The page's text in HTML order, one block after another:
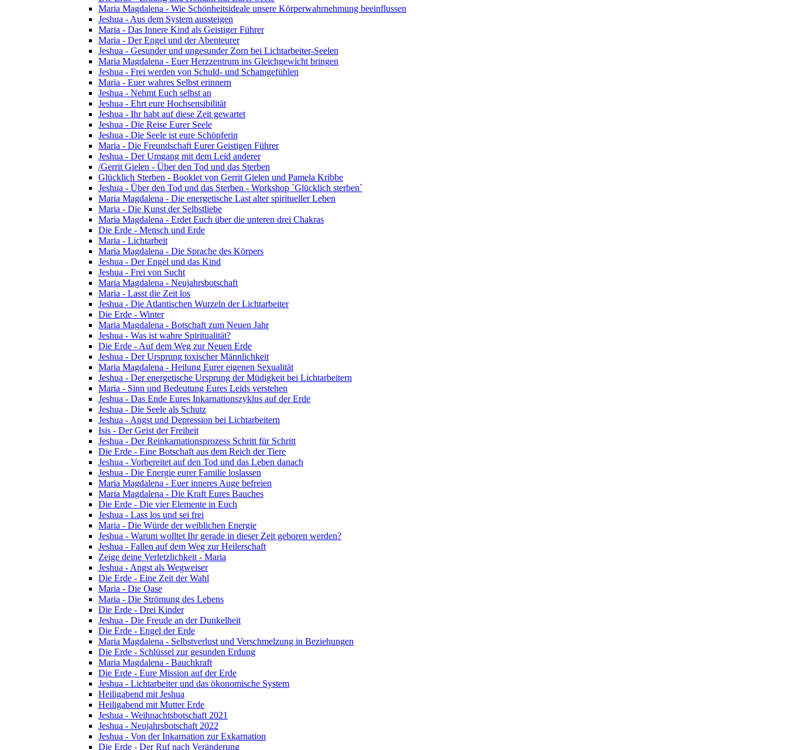
Maria Magdalena - Wie Schönheitsideale unsere Körperwahrnehmung beeinflussen
Jeshua - Aus dem System aussteigen
Maria - Das Innere Kind als Geistiger Führer
Maria - Der Engel und der Abenteurer
Jeshua - Gesunder und ungesunder Zorn bei Lichtarbeiter-Seelen
Maria Magdalena - Euer Herzzentrum ins Gleichgewicht bringen
Jeshua - Frei werden von Schuld- und Schamgefühlen
Maria - Euer wahres Selbst erinnern
Jeshua - Nehmt Euch selbst an
Jeshua - Ehrt eure Hochsensibilität
Jeshua - Ihr habt auf diese Zeit gewartet
Jeshua - Die Reise Eurer Seele
Jeshua - Die Seele ist eure Schöpferin
Maria - Die Freundschaft Eurer Geistigen Führer
Jeshua - Der Umgang mit dem Leid anderer
/Gerrit Gielen - Über den Tod und das Sterben
Glücklich Sterben - Booklet von Gerrit Gielen und Pamela Kribbe
Jeshua - Über den Tod und das Sterben - Workshop `Glücklich sterben`
Maria Magdalena - Die energetische Last alter spiritueller Leben
Maria - Die Kunst der Selbstliebe
Maria Magdalena - Erdet Euch über die unteren drei Chakras
Die Erde - Mensch und Erde
Maria - Lichtarbeit
Maria Magdalena - Die Sprache des Körpers
Jeshua - Der Engel und das Kind
Jeshua - Frei von Sucht
Maria Magdalena - Neujahrsbotschaft
Maria - Lasst die Zeit los
Jeshua - Die Atlantischen Wurzeln der Lichtarbeiter
Die Erde - Winter
Maria Magdalena - Botschaft zum Neuen Jahr
Jeshua - Was ist wahre Spiritualität?
Die Erde - Auf dem Weg zur Neuen Erde
Jeshua - Der Ursprung toxischer Männlichkeit
Maria Magdalena - Heilung Eurer eigenen Sexualität
Jeshua - Der energetische Ursprung der Müdigkeit bei Lichtarbeitern
Maria - Sinn und Bedeutung Eures Leids verstehen
Jeshua - Das Ende Eures Inkarnationszyklus auf der Erde
Jeshua - Die Seele als Schutz
Jeshua - Angst und Depression bei Lichtarbeitern
Isis - Der Geist der Freiheit
Jeshua - Der Reinkarnationsprozess Schritt für Schritt
Die Erde - Eine Botschaft aus dem Reich der Tiere
Jeshua - Vorbereitet auf den Tod und das Leben danach
Jeshua - Die Energie eurer Familie loslassen
Maria Magdalena - Euer inneres Auge befreien
Maria Magdalena - Die Kraft Eures Bauches
Die Erde - Die vier Elemente in Euch
Jeshua - Lass los und sei frei
Maria - Die Würde der weiblichen Energie
Jeshua - Warum wolltet Ihr gerade in dieser Zeit geboren werden?
Jeshua - Fallen auf dem Weg zur Heilerschaft
Zeige deine Verletzlichkeit - Maria
Jeshua - Angst als Wegweiser
Die Erde - Eine Zeit der Wahl
Maria - Die Oase
Maria - Die Strömung des Lebens
Die Erde - Drei Kinder
Jeshua - Die Freude an der Dunkelheit
Die Erde - Engel der Erde
Maria Magdalena - Selbstverlust und Verschmelzung in Beziehungen
Die Erde - Schlüssel zur gesunden Erdung
Maria Magdalena - Bauchkraft
Die Erde - Eure Mission auf der Erde
Jeshua - Lichtarbeiter und das ökonomische System
Heiligabend mit Jeshua
Heiligabend mit Mutter Erde
Jeshua - Weihnachtsbotschaft 2021
Jeshua - Neujahrsbotschaft 2022
Jeshua - Von der Inkarnation zur Exkarnation
Die Erde - Der Ruf nach Veränderung